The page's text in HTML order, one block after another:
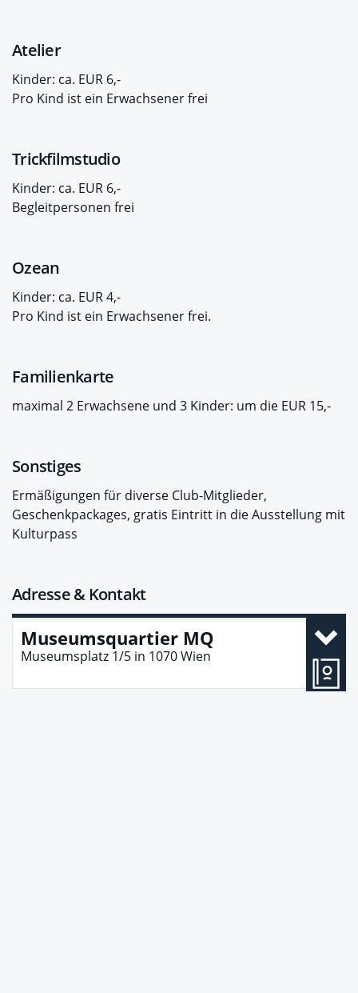
Atelier
Kinder: ca. EUR 6,-
Pro Kind ist ein Erwachsener frei
Trickfilmstudio
Kinder: ca. EUR 6,-
Begleitpersonen frei
Ozean
Kinder: ca. EUR 4,-
Pro Kind ist ein Erwachsener frei.
Familienkarte
maximal 2 Erwachsene und 3 Kinder: um die EUR 15,-
Sonstiges
Ermäßigungen für diverse Club-Mitglieder,
Geschenkpackages, gratis Eintritt in die Ausstellung mit
Kulturpass
Adresse & Kontakt
Museumsquartier MQ
Museumsplatz 1/5 in 1070Wien